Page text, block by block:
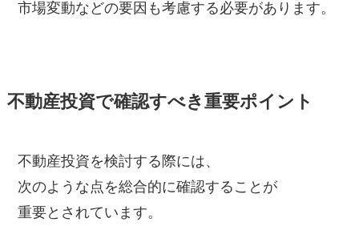
市場変動などの要因も考慮する必要があります。
不動産投資で確認すべき重要ポイント
不動産投資を検討する際には、
次のような点を総合的に確認することが
重要とされています。